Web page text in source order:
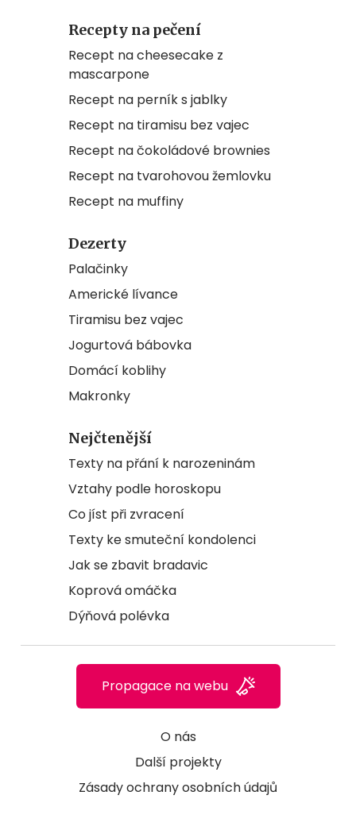
Recepty na pečení
Recept na cheesecake z
mascarpone
Recept na perník s jablky
Recept na tiramisu bez vajec
Recept na čokoládové brownies
Recept na tvarohovou žemlovku
Recept na muffiny
Dezerty
Palačinky
Americké lívance
Tiramisu bez vajec
Jogurtová bábovka
Domácí koblihy
Makronky
Nejčtenější
Texty na přání k narozeninám
Vztahy podle horoskopu
Co jíst při zvracení
Texty ke smuteční kondolenci
Jak se zbavit bradavic
Koprová omáčka
Dýňová polévka
O nás
Další projekty
Zásady ochrany osobních údajů
Propagace na webu